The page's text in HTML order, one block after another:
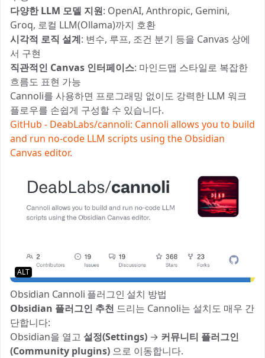
다양한 LLM 모델 지원: OpenAI, Anthropic, Gemini,
Groq, 로컬 LLM(Ollama)까지 호환
시각적 로직 설계: 변수, 루프, 조건 분기 등을 Canvas 상에
서 구현
직관적인 Canvas 인터페이스: 마인드맵 스타일로 복잡한
흐름도 표현 가능
Cannoli를 사용하면 프로그래밍 없이도 강력한 LLM 워크
플로우를 손쉽게 구성할 수 있습니다.
GitHub - DeabLabs/cannoli: Cannoli allows you to build
and run no-code LLM scripts using the Obsidian
Canvas editor.
ALT
Obsidian Cannoli 플러그인 설치 방법
Obsidian 플러그인 추천 드리는 Cannoli는 설치도 매우 간
단합니다:
Obsidian을 열고 설정(Settings) → 커뮤니티 플러그인
(Community plugins) 으로 이동합니다.